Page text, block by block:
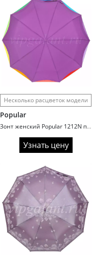
Несколько расцветок модели
Popular
Зонт женский Popular 1212N полиэстер рюши мульти
Узнать цену